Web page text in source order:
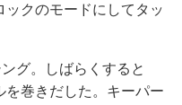
クのモードにしてタッ
グ。しばらくすると
を巻きだした。キーパー